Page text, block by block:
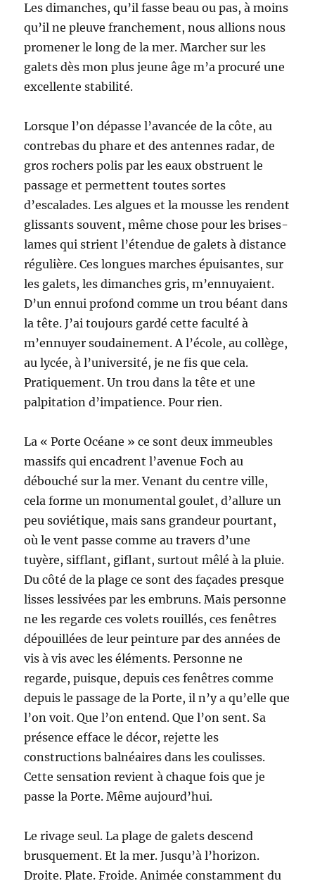
Les dimanches, qu’il fasse beau ou pas, à moins
qu’il ne pleuve franchement, nous allions nous
promener le long de la mer. Marcher sur les
galets dès mon plus jeune âge m’a procuré une
excellente stabilité.
Lorsque l’on dépasse l’avancée de la côte, au
contrebas du phare et des antennes radar, de
gros rochers polis par les eaux obstruent le
passage et permettent toutes sortes
d’escalades. Les algues et la mousse les rendent
glissants souvent, même chose pour les brises-
lames qui strient l’étendue de galets à distance
régulière. Ces longues marches épuisantes, sur
les galets, les dimanches gris, m’ennuyaient.
D’un ennui profond comme un trou béant dans
la tête. J’ai toujours gardé cette faculté à
m’ennuyer soudainement. A l’école, au collège,
au lycée, à l’université, je ne fis que cela.
Pratiquement. Un trou dans la tête et une
palpitation d’impatience. Pour rien.
La « Porte Océane » ce sont deux immeubles
massifs qui encadrent l’avenue Foch au
débouché sur la mer. Venant du centre ville,
cela forme un monumental goulet, d’allure un
peu soviétique, mais sans grandeur pourtant,
où le vent passe comme au travers d’une
tuyère, sifflant, giflant, surtout mêlé à la pluie.
Du côté de la plage ce sont des façades presque
lisses lessivées par les embruns. Mais personne
ne les regarde ces volets rouillés, ces fenêtres
dépouillées de leur peinture par des années de
vis à vis avec les éléments. Personne ne
regarde, puisque, depuis ces fenêtres comme
depuis le passage de la Porte, il n’y a qu’elle que
l’on voit. Que l’on entend. Que l’on sent. Sa
présence efface le décor, rejette les
constructions balnéaires dans les coulisses.
Cette sensation revient à chaque fois que je
passe la Porte. Même aujourd’hui.
Le rivage seul. La plage de galets descend
brusquement. Et la mer. Jusqu’à l’horizon.
Droite. Plate. Froide. Animée constamment du